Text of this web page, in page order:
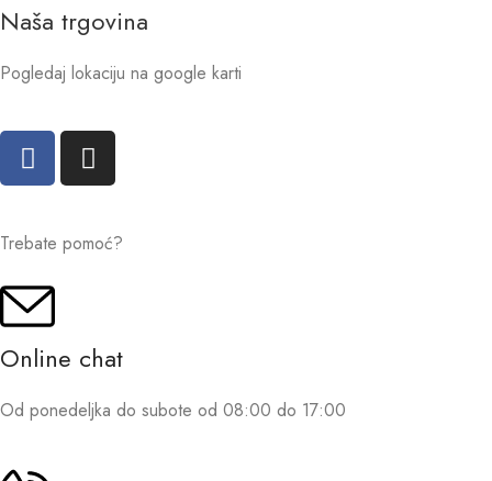
Naša trgovina
Pogledaj lokaciju na google karti
Trebate pomoć?
Online chat
Od ponedeljka do subote od 08:00 do 17:00